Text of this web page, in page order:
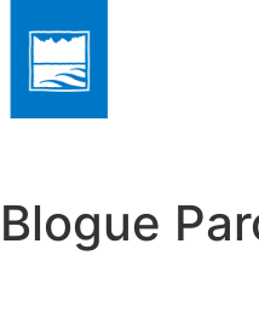
Blogue